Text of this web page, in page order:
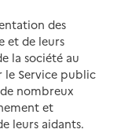
des
et de leurs
la société au
le Service public
nombreux
et
leurs aidants.